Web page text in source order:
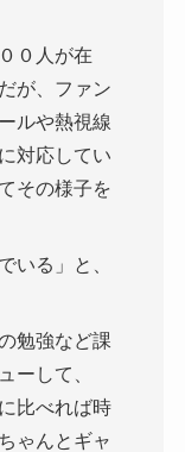
０人が在
が、ファン
ルや熱視線
対応してい
その様子を
いる」と、
勉強など課
ーして、
比べれば時
ゃんとギャ